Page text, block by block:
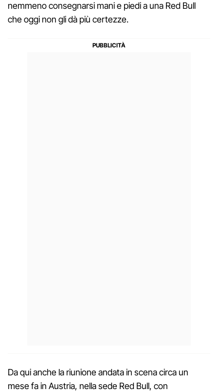
nemmeno consegnarsi mani e piedi a una Red Bull
che oggi non gli dà più certezze.
Da qui anche la riunione andata in scena circa un
mese fa in Austria, nella sede Red Bull, con